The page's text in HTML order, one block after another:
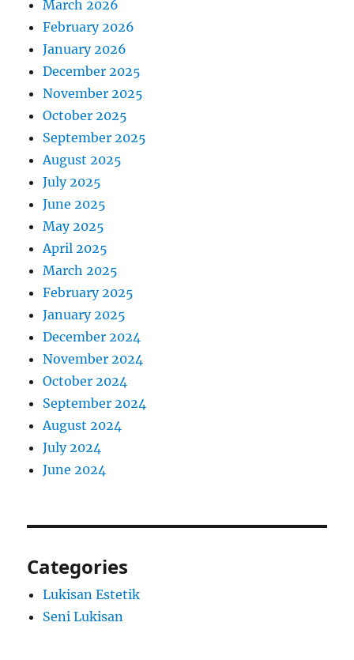
March 2026
February 2026
January 2026
December 2025
November 2025
October 2025
September 2025
August 2025
July 2025
June 2025
May 2025
April 2025
March 2025
February 2025
January 2025
December 2024
November 2024
October 2024
September 2024
August 2024
July 2024
June 2024
Categories
Lukisan Estetik
Seni Lukisan